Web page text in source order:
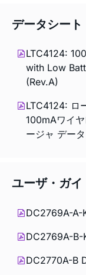
データシート
LTC4124:
with Low
(Rev.A)
LTC4124: ロ
100mAワイ
ージャ デー
ユーザ・ガイ
DC2769A-A-
DC2769A-B-
DC2770A-B